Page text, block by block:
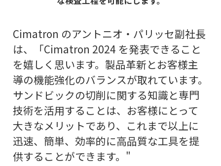
Cimatron のアントニオ・パリッセ副社長
は、「Cimatron 2024 を発表できること
を嬉しく思います。製品革新とお客様主
導の機能強化のバランスが取れています。
サンドビックの切削に関する知識と専門
技術を活用することは、お客様にとって
大きなメリットであり、これまで以上に
迅速、簡単、効率的に高品質な工具を提
供することができます。"